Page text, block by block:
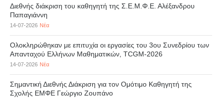
Διεθνής διάκριση του καθηγητή της Σ.Ε.Μ.Φ.Ε. Αλέξανδρου
Παπαγιάννη
14-07-2026 Νέα
Ολοκληρώθηκαν με επιτυχία οι εργασίες του 3ου Συνεδρίου των
Απανταχού Ελλήνων Μαθηματικών, TCGM-2026
14-07-2026 Νέα
Σημαντική Διεθνής Διάκριση για τον Ομότιμο Καθηγητή της
Σχολής ΕΜΦΕ Γεώργιο Ζουπάνο